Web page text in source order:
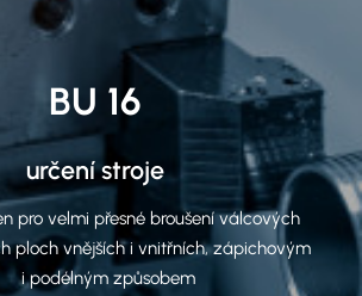
BU 16
určení stroje
pro velmi přesné broušení válcových
ploch vnějších i vnitřních, zápichovým
i podélným způsobem